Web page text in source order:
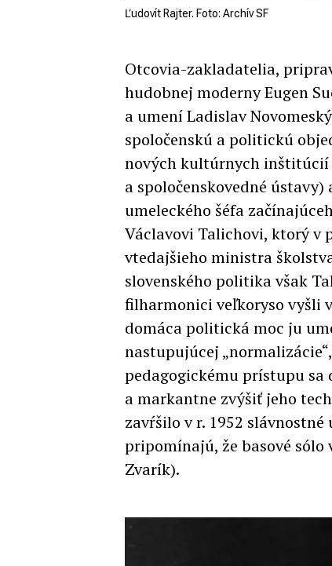
Ľudovít Rajter. Foto: Archív SF
Otcovia-zakladatelia,
hudobnej moderny Eugen
a umení Ladislav
spoločenskú a politickú
nových kultúrnych inštitúcií
a spoločenskovedné
umeleckého šéfa
Václavovi Talichovi, ktorý v
vtedajšieho ministra
slovenského politika však
filharmonici veľkoryso vyšli
domáca politická moc ju
nastupujúcej
pedagogickému prístupu
a markantne zvýšiť jeho
zavŕšilo v r. 1952 slávnostné
pripomínajú, že basové
Zvarík).